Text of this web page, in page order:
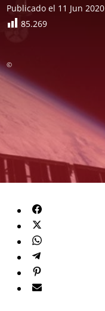
Publicado el 11 Jun 2020
85.269
©